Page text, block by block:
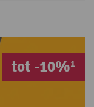
tot -10%¹